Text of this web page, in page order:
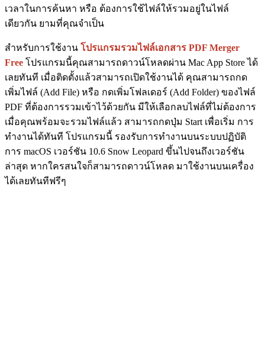
เวลาในการค้นหา หรือ ต้องการใช้ไฟล์ให้รวมอยู่ในไฟล์
เดียวกัน ยามที่คุณจำเป็น
สำหรับการใช้งาน โปรแกรมรวมไฟล์เอกสาร PDF Merger
Free โปรแกรมนี้คุณสามารถดาวน์โหลดผ่าน Mac App Store ได้
เลยทันที เมื่อติดตั้งแล้วสามารถเปิดใช้งานได้ คุณสามารถกด
เพิ่มไฟล์ (Add File) หรือ กดเพิ่มโฟลเดอร์ (Add Folder) ของไฟล์
PDF ที่ต้องการรวมเข้าไว้ด้วยกัน มีให้เลือกลบไฟล์ที่ไม่ต้องการ
เมื่อคุณพร้อมจะรวมไฟล์แล้ว สามารถกดปุ่ม Start เพื่อเริ่ม การ
ทำงานได้ทันที โปรแกรมนี้ รองรับการทำงานบนระบบปฏิบัติ
การ macOS เวอร์ชัน 10.6 Snow Leopard ขึ้นไปจนถึงเวอร์ชัน
ล่าสุด หากใครสนใจก็สามารถดาวน์โหลด มาใช้งานบนเครื่อง
ได้เลยทันทีฟรีๆ